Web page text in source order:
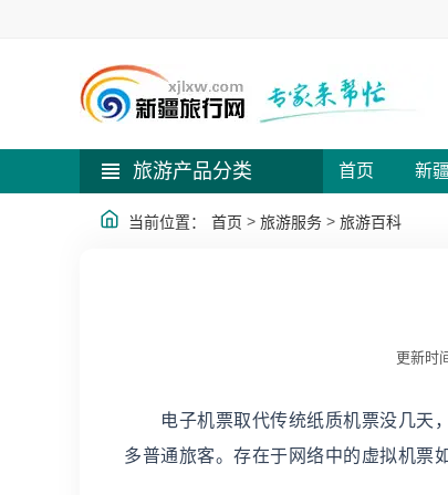
旅游产品分类 首页 新
当前位置： 首页 > 旅游服务 > 旅游百科
更新时
电子机票取代传统纸质机票没几天，
多普通旅客。存在于网络中的虚拟机票